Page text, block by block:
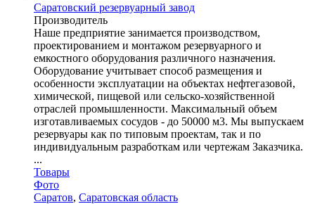
Саратовский резервуарный завод
Производитель
Наше предприятие занимается производством,
проектированием и монтажом резервуарного и
емкостного оборудования различного назначения.
Оборудование учитывает способ размещения и
особенности эксплуатации на объектах нефтегазовой,
химической, пищевой или сельско-хозяйственной
отраслей промышленности. Максимальный объем
изготавливаемых сосудов - до 50000 м3. Мы выпускаем
резервуары как по типовым проектам, так и по
индивидуальным разработкам или чертежам Заказчика.
...
Товары
Фото
Саратов, Саратовская область